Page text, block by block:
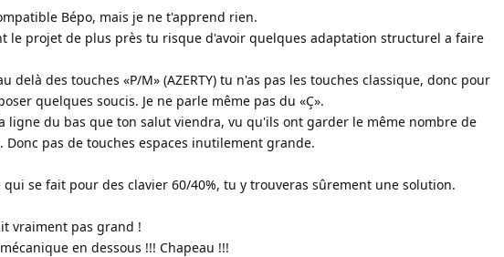
Bépo, mais je ne t'apprend rien.
le projet de plus près tu risque d'avoir quelques adaptation structurel a faire
delà des touches «P/M» (AZERTY) tu n'as pas les touches classique, donc pour
quelques soucis. Je ne parle même pas du «Ç».
ligne du bas que ton salut viendra, vu qu'ils ont garder le même nombre de
pas de touches espaces inutilement grande.
se fait pour des clavier 60/40%, tu y trouveras sûrement une solution.
vraiment pas grand !
en dessous !!! Chapeau !!!